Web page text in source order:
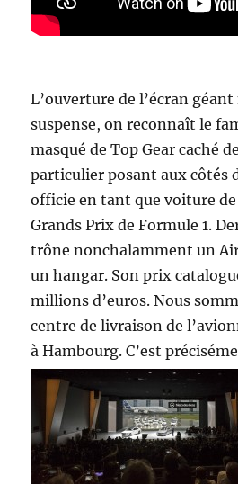
L’ouverture de l’écran
suspense, on reconnaît le
masqué de Top Gear caché
particulier posant aux côtés
officie en tant que voiture
Grands Prix de Formule 1.
trône nonchalamment un
un hangar. Son prix
millions d’euros. Nous
centre de livraison de
à Hambourg.C’est